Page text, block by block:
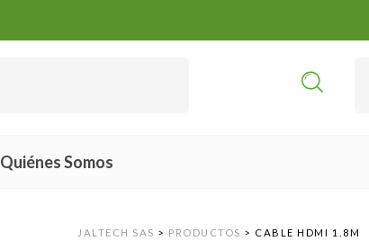
Quiénes Somos
JALTECH SAS > PRODUCTOS > CABLE HDMI 1.8M